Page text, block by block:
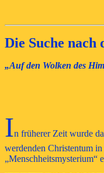
Die Suche
„Auf den Wolken des
In früherer Zeit wurde
werdenden Christentum
„Menschheitsmysterium“